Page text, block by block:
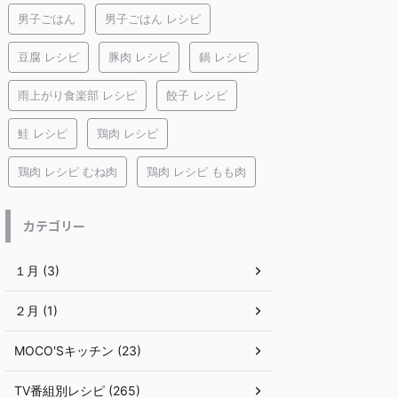
男子ごはん 男子ごはん レシピ
豆腐 レシピ 豚肉 レシピ 鍋 レシピ
雨上がり食楽部 レシピ 餃子 レシピ
鮭 レシピ 鶏肉 レシピ
鶏肉 レシピ むね肉 鶏肉 レシピ もも肉
カテゴリー
１月 (3)
２月 (1)
MOCO'Sキッチン (23)
TV番組別レシピ (265)